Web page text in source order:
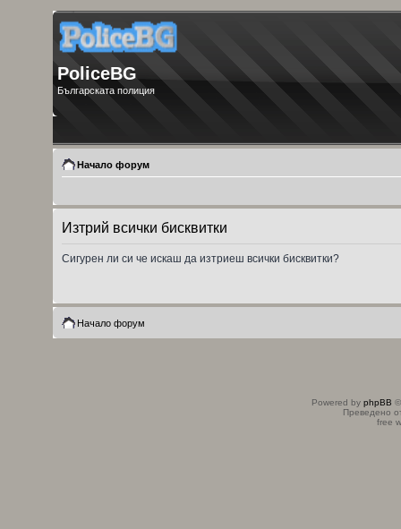
PoliceBG
Българската полиция
Начало форум
Изтрий всички бисквитки
Сигурен ли си че искаш да изтриеш всички бисквитки?
Начало форум
Powered by phpBB
Преведено
free